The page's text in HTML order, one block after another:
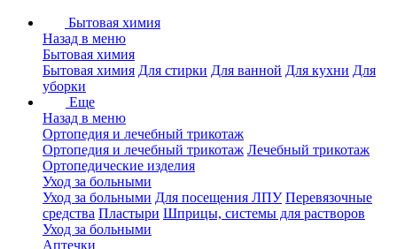
Бытовая химия
Назад в меню
Бытовая химия
Бытовая химия Для стирки Для ванной Для кухни Для
уборки
Еще
Назад в меню
Ортопедия и лечебный трикотаж
Ортопедия и лечебный трикотаж Лечебный трикотаж
Ортопедические изделия
Уход за больными
Уход за больными Для посещения ЛПУ Перевязочные
средства Пластыри Шприцы, системы для растворов
Уход за больными
Аптечки